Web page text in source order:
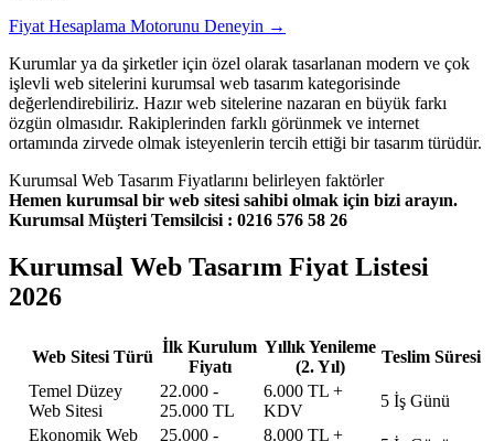
Fiyat Hesaplama Motorunu Deneyin →
Kurumlar ya da şirketler için özel olarak tasarlanan modern ve çok
işlevli web sitelerini kurumsal web tasarım kategorisinde
değerlendirebiliriz. Hazır web sitelerine nazaran en büyük farkı
özgün olmasıdır. Rakiplerinden farklı görünmek ve internet
ortamında zirvede olmak isteyenlerin tercih ettiği bir tasarım türüdür.
Kurumsal Web Tasarım Fiyatlarını belirleyen faktörler
Hemen kurumsal bir web sitesi sahibi olmak için bizi arayın.
Kurumsal Müşteri Temsilcisi : 0216 576 58 26
Kurumsal Web Tasarım Fiyat Listesi
2026
Web Sitesi Türü
İlk Kurulum
Fiyatı
Yıllık Yenileme
(2. Yıl)
Teslim Süresi
Temel Düzey
Web Sitesi
22.000 -
25.000 TL
6.000 TL +
KDV
5 İş Günü
Ekonomik Web
25.000 -
8.000 TL +